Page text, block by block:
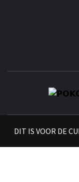
DIT IS VOOR DE